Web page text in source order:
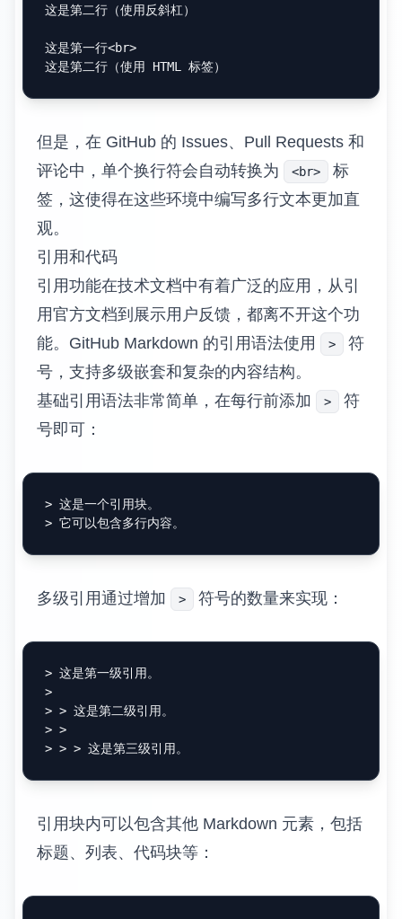
这是第二行（使用反斜杠）
这是第一行<br>
但是，在 GitHub 的 Issues、Pull Requests 和
评论中，单个换行符会自动转换为
<br>
标
签，这使得在这些环境中编写多行文本更加直
观。
引用和代码
引用功能在技术文档中有着广泛的应用，从引
用官方文档到展示用户反馈，都离不开这个功
能。GitHub Markdown 的引用语法使用
>
符
号，支持多级嵌套和复杂的内容结构。
基础引用语法非常简单，在每行前添加
>
符
号即可：
> 这是一个引用块。
> 它可以包含多行内容。
多级引用通过增加 > 符号的数量来实现：
> 这是第一级引用。
>
> > 这是第二级引用。
> >
> > > 这是第三级引用。
引用块内可以包含其他 Markdown 元素，包括
标题、列表、代码块等：